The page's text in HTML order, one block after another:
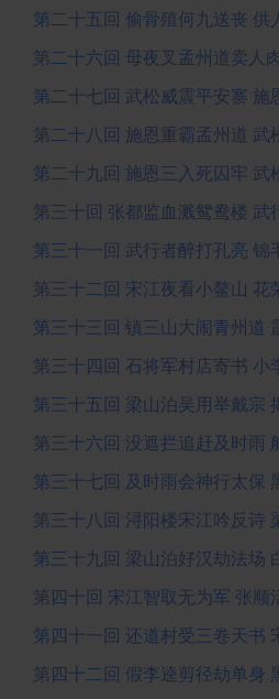
第二十五回 偷骨殖何九送丧 供
第二十六回 母夜叉孟州道卖人
第二十七回 武松威震平安寨 施
第二十八回 施恩重霸孟州道 武
第二十九回 施恩三入死囚牢 武
第三十回 张都监血溅鸳鸯楼 武
第三十一回 武行者醉打孔亮 锦
第三十二回 宋江夜看小鳌山 花
第三十三回 镇三山大闹青州道
第三十四回 石将军村店寄书 小
第三十五回 梁山泊吴用举戴宗
第三十六回 没遮拦追赶及时雨
第三十七回 及时雨会神行太保
第三十八回 浔阳楼宋江吟反诗
第三十九回 梁山泊好汉劫法场
第四十回 宋江智取无为军 张顺
第四十一回 还道村受三卷天书
第四十二回 假李逵剪径劫单身